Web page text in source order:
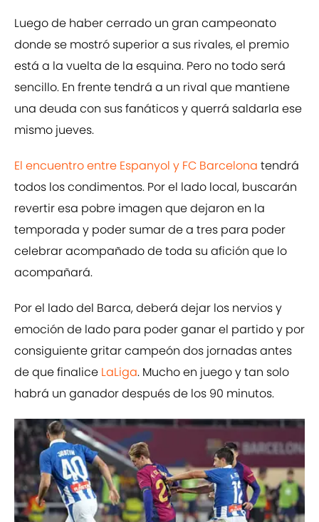
Luego de haber cerrado un gran campeonato
donde se mostró superior a sus rivales, el premio
está a la vuelta de la esquina. Pero no todo será
sencillo. En frente tendrá a un rival que mantiene
una deuda con sus fanáticos y querrá saldarla ese
mismo jueves.
El encuentro entre Espanyol y FC Barcelona tendrá
todos los condimentos. Por el lado local, buscarán
revertir esa pobre imagen que dejaron en la
temporada y poder sumar de a tres para poder
celebrar acompañado de toda su afición que lo
acompañará.
Por el lado del Barca, deberá dejar los nervios y
emoción de lado para poder ganar el partido y por
consiguiente gritar campeón dos jornadas antes
de que finalice LaLiga. Mucho en juego y tan solo
habrá un ganador después de los 90 minutos.